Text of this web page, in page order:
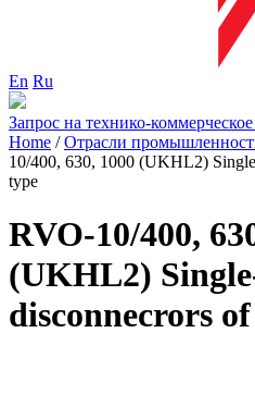
En Ru
Запрос на технико-
Home /Отрасли
10/400, 630, 1000 (UKHL2)
type
RVO-10/400,
(UKHL2)
disconnecrors